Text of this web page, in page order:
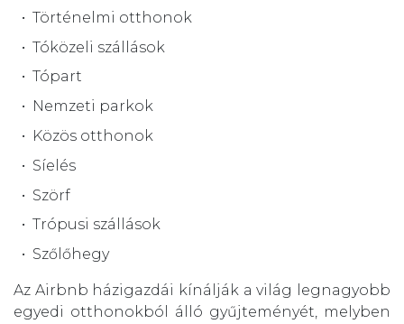
Történelmi otthonok
Tóközeli szállások
Tópart
Nemzeti parkok
Közös otthonok
Síelés
Szörf
Trópusi szállások
Szőlőhegy
Az Airbnb házigazdái kínálják a világ legnagyobb
egyedi otthonokból álló gyűjteményét, melyben